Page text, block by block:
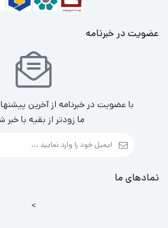
عضویت در خبرنامه
با عضویت در خبرنامه از آخرین
ما زودتر از بقیه با خبر
نمادهای ما
>